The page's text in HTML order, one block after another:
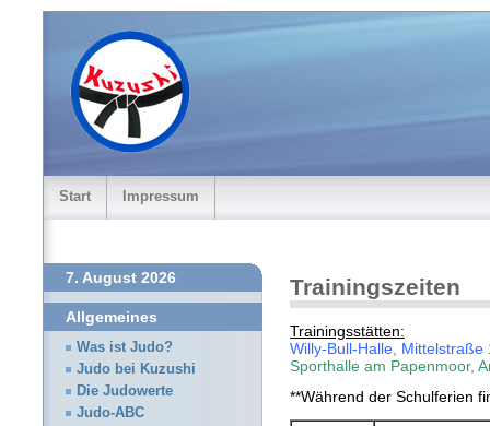
Start Impressum
Trainingszeiten
Trainingsstätten:
Willy-Bull-Halle,
Sporthalle am Papenmoor,
**Während der Schulferien
7. August 2026
Allgemeines
Was ist Judo?
Judo bei Kuzushi
Die Judowerte
Judo-ABC